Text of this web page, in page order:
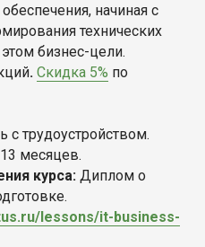
начиная с
технических
бизнес-цели.
. Скидка 5% по
с трудоустройством.
13 месяцев.
курса: Диплом о
lessons/it-business-